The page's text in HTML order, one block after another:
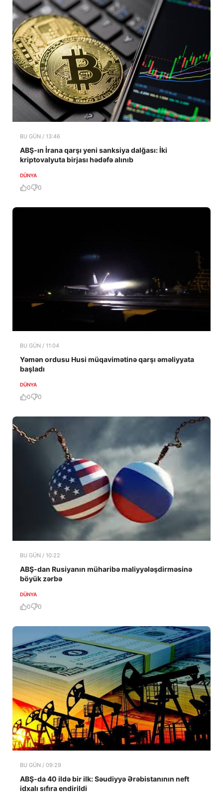
BU GÜN / 13:46
ABŞ-ın İrana qarşı yeni sanksiya dalğası: İki
kriptovalyuta birjası hədəfə alınıb
DÜNYA
0 0
BU GÜN / 11:04
Yəmən ordusu Husi müqavimətinə qarşı əməliyyata
başladı
DÜNYA
0 0
BU GÜN / 10:22
ABŞ-dan Rusiyanın müharibə maliyyələşdirməsinə
böyük zərbə
DÜNYA
0 0
BU GÜN / 09:29
ABŞ-da 40 ildə bir ilk: Səudiyyə Ərəbistanının neft
idxalı sıfıra endirildi